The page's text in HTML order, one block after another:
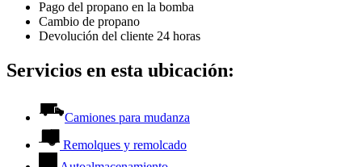
Pago del propano en la bomba
Cambio de propano
Devolución del cliente 24 horas
Servicios en esta ubicación:
Camiones para mudanza
Remolques y remolcado